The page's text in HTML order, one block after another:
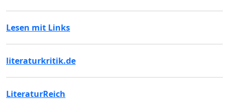
Lesen mit Links
literaturkritik.de
LiteraturReich